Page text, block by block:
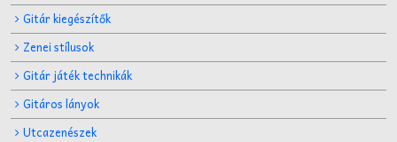
Gitár kiegészítők
Zenei stílusok
Gitár játék technikák
Gitáros lányok
Utcazenészek